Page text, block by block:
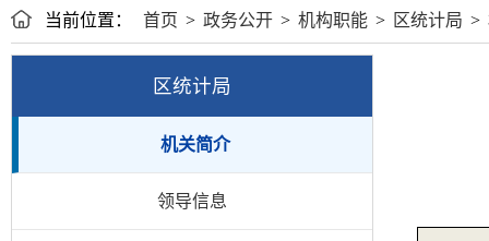
当前位置： 首页 > 政务公开 > 机构职能 > 区统计局 >
区统计局
机关简介
领导信息